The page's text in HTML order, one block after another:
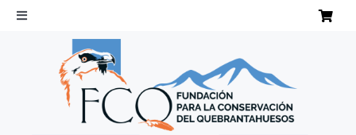
Saltar
Toggle
Navigation
QUEBRANTAHUESOS